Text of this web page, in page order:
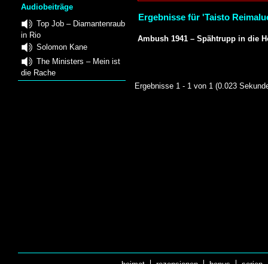
Audiobeiträge
Top Job – Diamantenraub
in Rio
Solomon Kane
The Ministers – Mein ist
die Rache
Ergebnisse für 'Taisto
Ambush 1941 – Spähtrupp in die
Ergebnisse 1 - 1 von 1 (0.023